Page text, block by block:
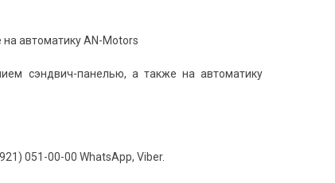
на автоматику AN-Motors
сэндвич-панелью, а также на автоматику
051-00-00 WhatsApp, Viber.